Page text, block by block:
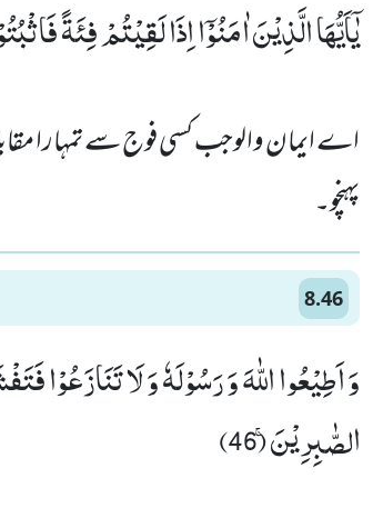
یٰۤاَیُّهَا الَّذِیْنَ اٰمَنُوْۤا اِذَا لَقِیْتُمْ فِئَةً
اے ایمان والوجب کسی فوج سے تمہارا
پہنچو۔
8.46
وَ اَطِیْعُوا اللّٰهَ وَ رَسُوْلَهٗ وَ لَا
الصّٰبِرِیْنَۚ (46)